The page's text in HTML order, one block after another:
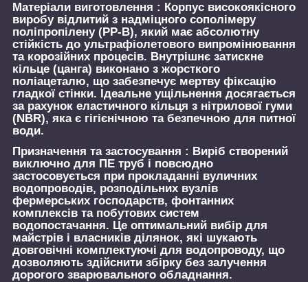
Матеріали виготовлення : Корпус високоякісного
виробу відлитий з надміцного сополімеру
поліпропілену (PP-B), який має абсолютну
стійкість до ультрафіолетового випромінювання
та корозійних процесів. Внутрішнє затискне
кільце (цанга) виконано з жорсткого
поліацеталю, що забезпечує мертву фіксацію
гладкої стінки. Ідеальне ущільнення досягається
за рахунок еластичного кільця з нітрилової гуми
(NBR), яка є гігієнічною та безпечною для питної
води.
Призначення та застосування : Виріб створений
виключно для ПЕ труб і повсюдно
застосовується при прокладанні вуличних
водопроводів, розподільних вузлів
фермерських господарств, фонтанних
комплексів та побутових систем
водопостачання. Це оптимальний вибір для
майстрів і власників ділянок, які шукають
довговічні комплектуючі для водопроводу, що
дозволяють здійснити збірку без залучення
дорогого зварювального обладнання.